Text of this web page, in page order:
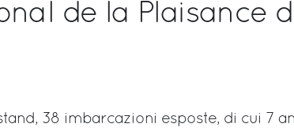
de la Plaisance
38 imbarcazioni esposte, di cui 7